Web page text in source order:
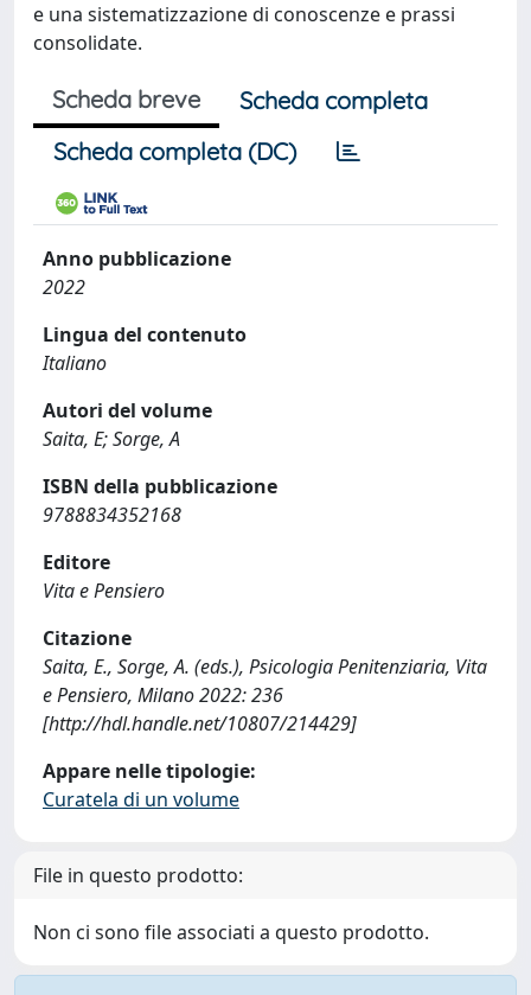
e una sistematizzazione di conoscenze e prassi
consolidate.
Scheda breve
Scheda completa
Scheda completa (DC)
Anno pubblicazione
2022
Lingua del contenuto
Italiano
Autori del volume
Saita, E; Sorge, A
ISBN della pubblicazione
9788834352168
Editore
Vita e Pensiero
Citazione
Saita, E., Sorge, A. (eds.), Psicologia Penitenziaria, Vita
e Pensiero, Milano 2022: 236
[http://hdl.handle.net/10807/214429]
Appare nelle tipologie:
Curatela di un volume
File in questo prodotto:
Non ci sono file associati a questo prodotto.